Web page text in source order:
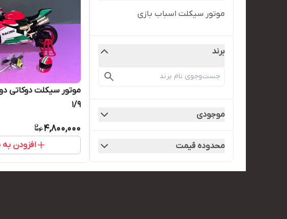
موتور سیکلت اسباب بازی
برند
موجودی
محدوده قیمت
موتور سیکلت دوکاتی
۱/۹
4,800,000
افزودن